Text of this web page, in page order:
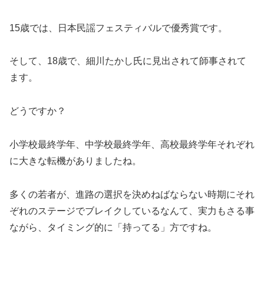
15歳では、日本民謡フェスティバルで優秀賞です。
そして、18歳で、細川たかし氏に見出されて師事されて
ます。
どうですか？
小学校最終学年、中学校最終学年、 高校最終学年それぞれ
に大きな転機がありましたね。
多くの若者が、 進路の選択を決めねばならない時期にそれ
ぞれのステージでブレイクしているなんて、 実力もさる事
ながら、タイミング的に「持ってる」方ですね。